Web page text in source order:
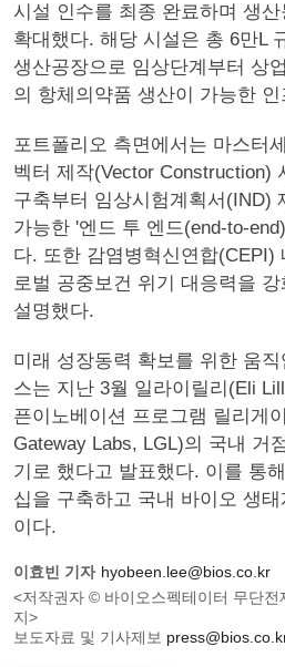
시설 인수를 최종 완료하며 생
확대했다. 해당 시설은 총 6만L
생산공장으로 임상단계부터 상
의 항체의약품 생산이 가능한
포트폴리오 측면에서는 마스터
벡터 제작(Vector Construction)
구축부터 임상시험계획서(IND)
가능한 '엔드 투 엔드(end-to-
다. 또한 감염병혁신연합(CEPI)
로벌 공중보건 위기 대응력을
설명했다.
미래 성장동력 확보를 위한 움
스는 지난 3월 일라이릴리(Eli
픈이노베이션 프로그램 릴리게
Gateway Labs, LGL)의 국내 거
기로 했다고 발표했다. 이를 통
십을 구축하고 국내 바이오 생
이다.
이효빈 기자 hyobeen.lee@bios.co.kr
<저작권자 © 바이오스펙테이터 무단
지>
보도자료 및 기사제보